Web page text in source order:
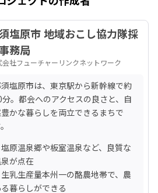
塩原市 地域おこし協力隊採
務局
会社フューチャーリンクネットワーク
塩原市は、東京駅から新幹線で約
分。都会へのアクセスの良さと、自
かな暮らしを両立できるまちで
塩原温泉郷や板室温泉など、良質な
が点在
生乳生産量本州一の酪農地帯で、農
る暮らしができる